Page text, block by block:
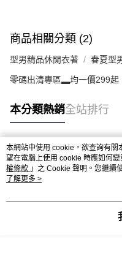
商品相關分類 (2)
型男精品休閒衣著 春夏型
零碼出清專區▂均一價299起
本分類熱銷全站排行
熱門標籤
本網站中使用 cookie，欲查詢有
望在電腦上使用 cookie 時應如何
權條款 」之 Cookie 聲明。您繼續
用條款之 Cookie 聲明使用 cookie。
了解更多 >